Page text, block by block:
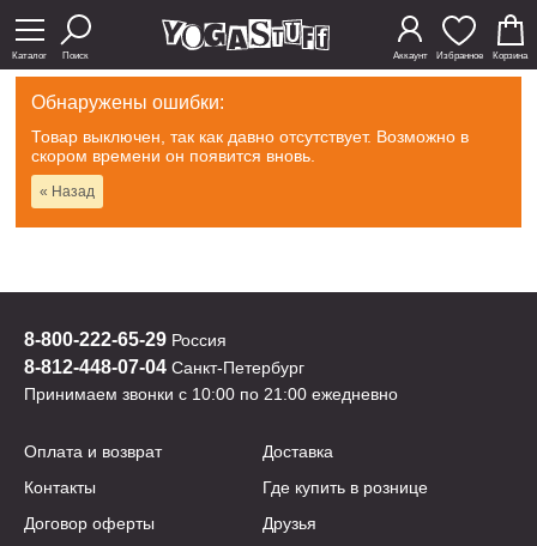
Каталог Поиск Аккаунт Избранное Корзина
Обнаружены ошибки:
Товар выключен, так как давно отсутствует. Возможно в
скором времени он появится вновь.
« Назад
8-800-222-65-29 Россия
8-812-448-07-04 Санкт-Петербург
Принимаем звонки с 10:00 по 21:00 ежедневно
Оплата и возврат
Доставка
Контакты
Где купить в рознице
Договор оферты
Друзья